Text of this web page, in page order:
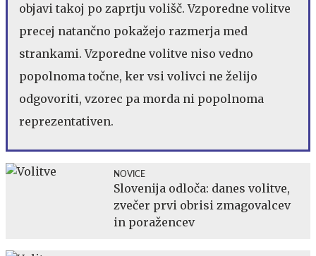
objavi takoj po zaprtju volišč. Vzporedne volitve
precej natančno pokažejo razmerja med
strankami. Vzporedne volitve niso vedno
popolnoma točne, ker vsi volivci ne želijo
odgovoriti, vzorec pa morda ni popolnoma
reprezentativen.
NOVICE
Slovenija odloča: danes volitve,
zvečer prvi obrisi zmagovalcev
in poražencev